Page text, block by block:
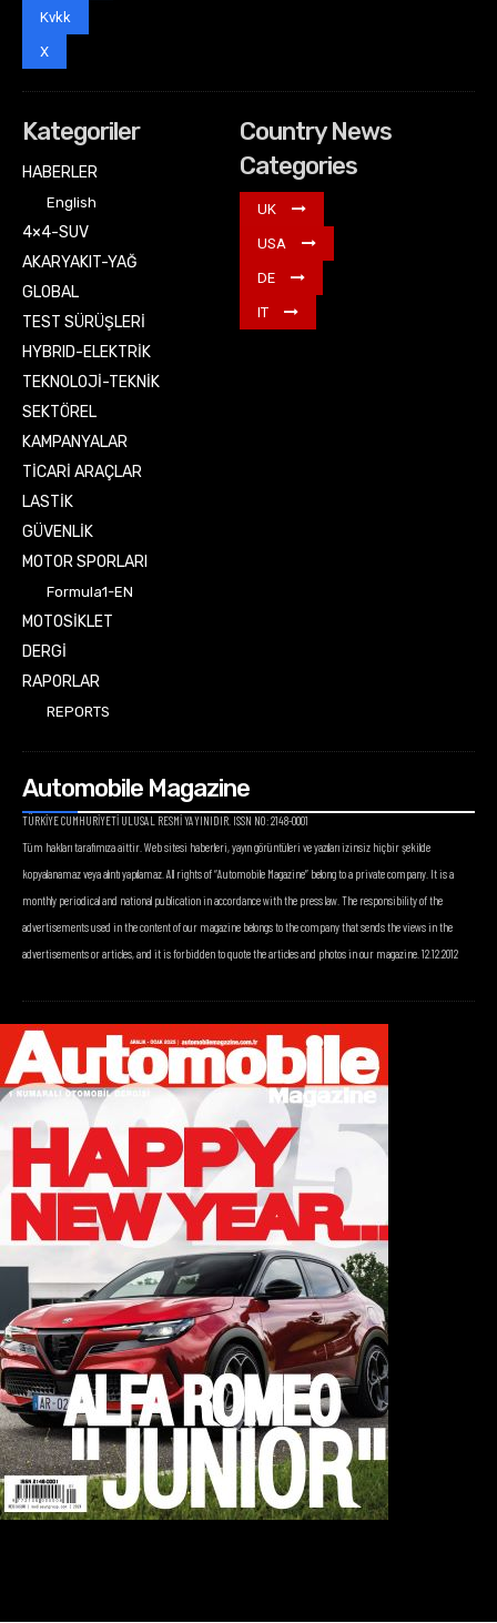
Kvkk
X
Kategoriler
HABERLER
English
4×4-SUV
AKARYAKIT-YAĞ
GLOBAL
TEST SÜRÜŞLERİ
HYBRID-ELEKTRİK
TEKNOLOJİ-TEKNİK
SEKTÖREL
KAMPANYALAR
TİCARİ ARAÇLAR
LASTİK
GÜVENLİK
MOTOR SPORLARI
Formula1-EN
MOTOSİKLET
DERGİ
RAPORLAR
REPORTS
Country News
Categories
UK
USA
DE
IT
Automobile Magazine
TÜRKİYE CUMHURİYETİ ULUSAL RESMİ YAYINIDIR. ISSN NO: 2148-0001
Tüm hakları tarafımıza aittir. Web sitesi haberleri, yayın görüntüleri ve yazıları izinsiz hiçbir şekilde
kopyalanamaz veya alıntı yapılamaz. All rights of “Automobile Magazine” belong to a private company. It is a
monthly periodical and national publication in accordance with the press law. The responsibility of the
advertisements used in the content of our magazine belongs to the company that sends the views in the
advertisements or articles, and it is forbidden to quote the articles and photos in our magazine. 12.12.2012